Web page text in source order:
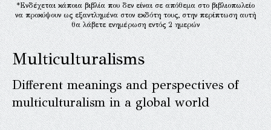
*Ενδέχεται κάποια βιβλία που δεν είναι σε απόθεμα στο βιβλιοπωλείο
να προκύψουν ως εξαντλημένα στον εκδότη τους, στην περίπτωση αυτή
θα λάβετε ενημέρωση εντός 2 ημερών
Multiculturalisms
Different meanings and perspectives of
multiculturalism in a global world